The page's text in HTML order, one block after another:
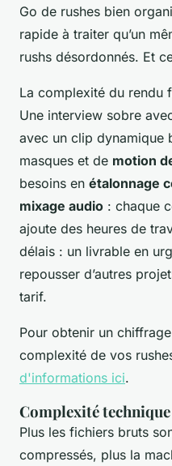
Go de rushes bien
rapide à traiter qu’un
rushs désordonnés. Et
La complexité du rendu
Une interview sobre
avec un clip dynamique
masques et de motion
besoins en étalonnage
mixage audio : chaque
ajoute des heures de
délais : un livrable en
repousser d’autres
tarif.
Pour obtenir un
complexité de vos
d'informations ici.
Complexité
Plus les fichiers bruts
compressés, plus la